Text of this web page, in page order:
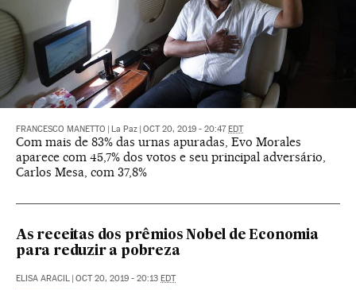
FRANCESCO MANETTO La Paz OCT 20, 2019 - 20:47 EDT
Com mais de 83% das urnas apuradas, Evo Morales
aparece com 45,7% dos votos e seu principal adversário,
Carlos Mesa, com 37,8%
As receitas dos prêmios Nobel de Economia
para reduzir a pobreza
ELISA ARACIL OCT 20, 2019 - 20:13 EDT